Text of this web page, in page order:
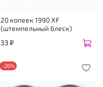
20 копеек 1990 XF
(штемпельный блеск)
33 ₽
-26%